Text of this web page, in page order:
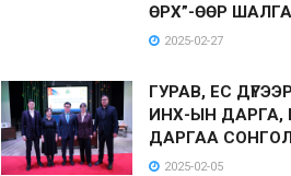
ӨРХ”-ӨӨР
2025-02-27
ГУРАВ, ЕС
ИНХ-ЫН ДАРГА,
ДАРГАА
2025-02-05